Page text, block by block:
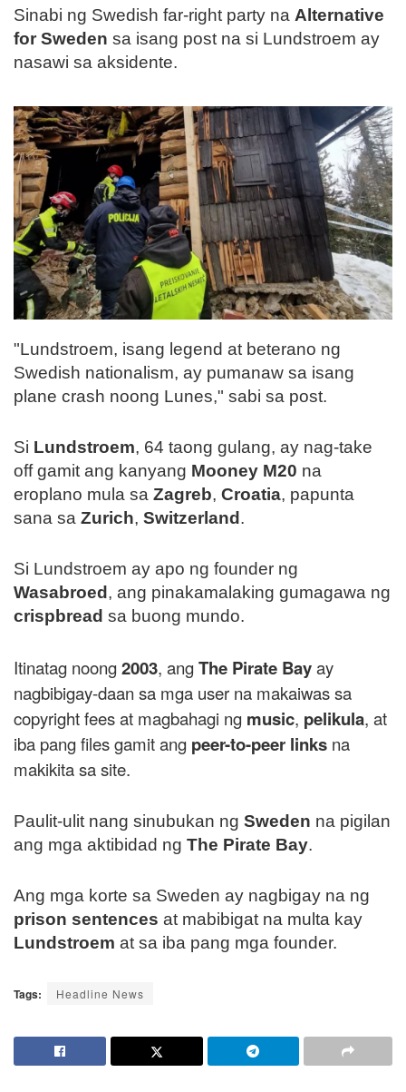
Sinabi ng Swedish far-right party na Alternative
for Sweden sa isang post na si Lundstroem ay
nasawi sa aksidente.
"Lundstroem, isang legend at beterano ng
Swedish nationalism, ay pumanaw sa isang
plane crash noong Lunes," sabi sa post.
Si Lundstroem, 64 taong gulang, ay nag-take
off gamit ang kanyang Mooney M20 na
eroplano mula sa Zagreb, Croatia, papunta
sana sa Zurich, Switzerland .
Si Lundstroem ay apo ng founder ng
Wasabroed , ang pinakamalaking gumagawa ng
crispbread sa buong mundo.
Itinatag noong2003, angThe Pirate Bayay
nagbibigay-daan sa mga user na makaiwas sa
copyright fees at magbahagi ng music, pelikula, at
iba pang files gamit ang peer-to-peer links na
makikita sa site.
Paulit-ulit nang sinubukan ng Sweden na pigilan
ang mga aktibidad ng The Pirate Bay.
Ang mga korte sa Sweden ay nagbigay na ng
prison sentences at mabibigat na multa kay
Lundstroem at sa iba pang mga founder.
Tags: Headline News